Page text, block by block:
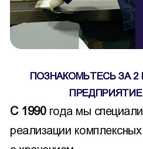
ПОЗНАКОМЬТЕСЬ ЗА
С 1990 года мы
реализации